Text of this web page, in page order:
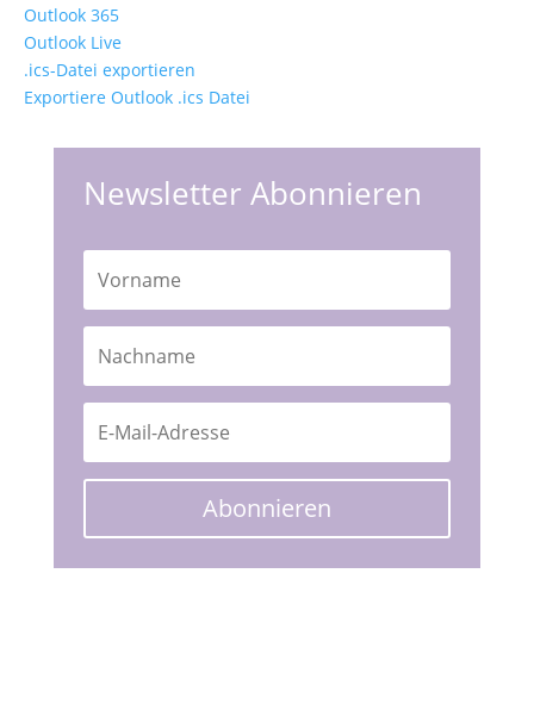
Outlook 365
Outlook Live
.ics-Datei exportieren
Exportiere Outlook .ics Datei
Newsletter Abonnieren
Abonnieren